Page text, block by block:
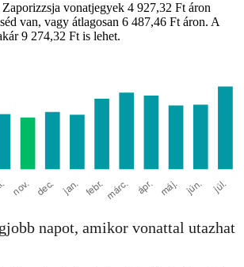
vonatjegyek 4 927,32 Ft áron
van, vagy átlagosan 6 487,46 Ft áron. A
9 274,32 Ft is lehet.
napot, amikor vonattal utazhat